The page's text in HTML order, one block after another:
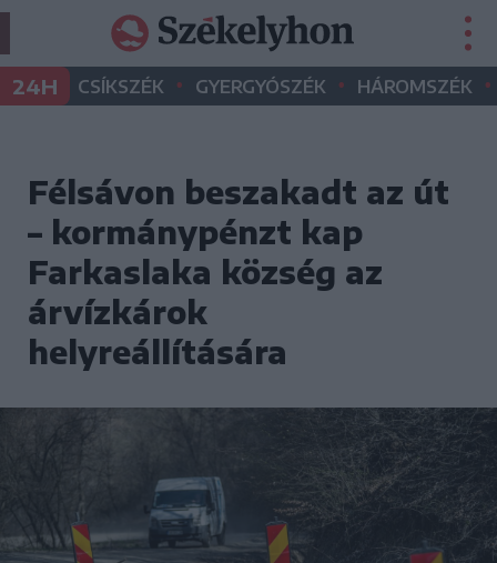
24H CSÍKSZÉK • GYERGYÓSZÉK • HÁROMSZÉK •
Félsávon beszakadt az út
– kormánypénzt kap
Farkaslaka község az
árvízkárok
helyreállítására